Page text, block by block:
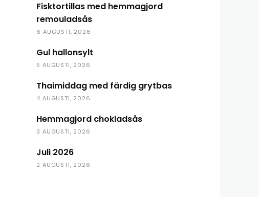
Fisktortillas med hemmagjord
remouladsås
6 AUGUSTI, 2026
Gul hallonsylt
5 AUGUSTI, 2026
Thaimiddag med färdig grytbas
4 AUGUSTI, 2026
Hemmagjord chokladsås
3 AUGUSTI, 2026
Juli 2026
2 AUGUSTI, 2026